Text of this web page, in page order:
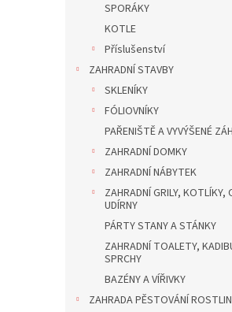
SPORÁKY
KOTLE
Příslušenství
ZAHRADNÍ STAVBY
SKLENÍKY
FÓLIOVNÍKY
PAŘENIŠTĚ A VYVÝŠENÉ
ZAHRADNÍ DOMKY
ZAHRADNÍ NÁBYTEK
ZAHRADNÍ GRILY, KOTLÍKY,
UDÍRNY
PÁRTY STANY A STÁNKY
ZAHRADNÍ TOALETY,
SPRCHY
BAZÉNY A VÍŘIVKY
ZAHRADA PĚSTOVÁNÍ ROSTLIN